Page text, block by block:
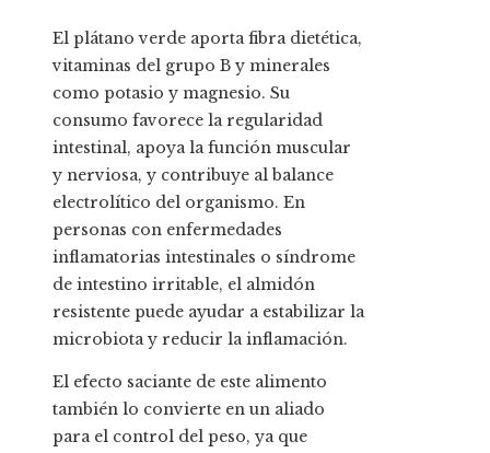
El plátano verde aporta fibra dietética,
vitaminas del grupo B y minerales
como potasio y magnesio. Su
consumo favorece la regularidad
intestinal, apoya la función muscular
y nerviosa, y contribuye al balance
electrolítico del organismo. En
personas con enfermedades
inflamatorias intestinales o síndrome
de intestino irritable, el almidón
resistente puede ayudar a estabilizar la
microbiota y reducir la inflamación.
El efecto saciante de este alimento
también lo convierte en un aliado
para el control del peso, ya que